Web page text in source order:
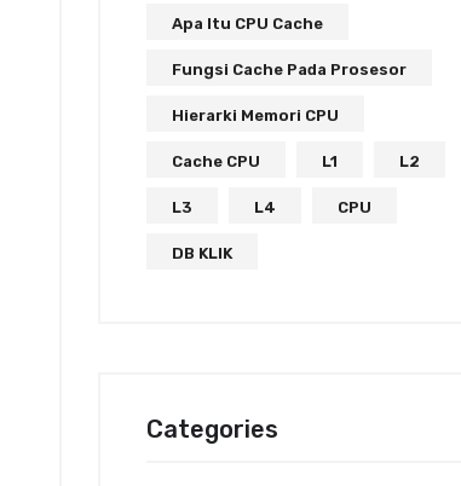
Apa Itu CPU Cache
Fungsi Cache Pada Prosesor
Hierarki Memori CPU
Cache CPU L1 L2
L3 L4 CPU
DB KLIK
Categories